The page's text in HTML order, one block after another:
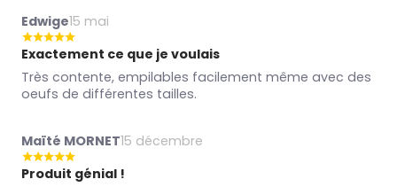
Edwige15 mai
Exactement ce que je voulais
Très contente, empilables facilement même avec des
oeufs de différentes tailles.
Maïté MORNET15 décembre
Produit génial !